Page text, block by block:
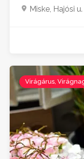
Miske, Hajósi
Virágárus,